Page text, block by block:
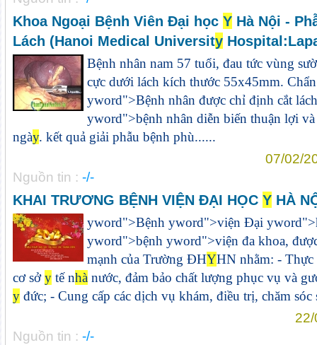
Khoa Ngoại Bệnh Viên Đại học YHà Nội -
Lách (Hanoi Medical University
Bệnh nhân nam 57 tuổi, đau tức vùng
cực dưới lách kích thước 55x45mm.
yword">Bệnh nhân được chỉ định cắt
yword">bệnh nhân diễn biến thuận lợi
ngày. kết quả giải phẫu bệnh phù......
07/02/
Nguồn tin : -/-
KHAI TRƯƠNG BỆNH VIỆN ĐẠI HỌC YHÀ
yword">Bệnh yword">viện Đại y
yword">bệnh yword">viện đa khoa,
mạnh của Trường ĐHYHN nhằm: - Thực
cơ sởytế nhànước, đảm bảo chất lượng phục vụ và
yđức; - Cung cấp các dịch vụ khám, điều trị, chăm sóc
Nguồn tin : -/-